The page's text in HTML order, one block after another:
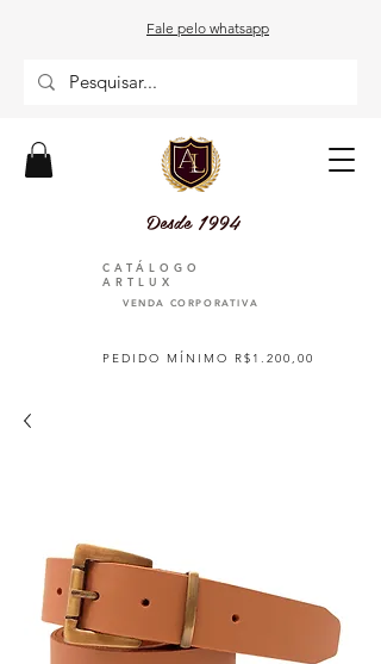
Fale pelo whatsapp
Desde 1994
PEDIDO MÍNIMO R$1.200,00
CATÁLOGO
ARTLUX
VENDA CORPORATIVA